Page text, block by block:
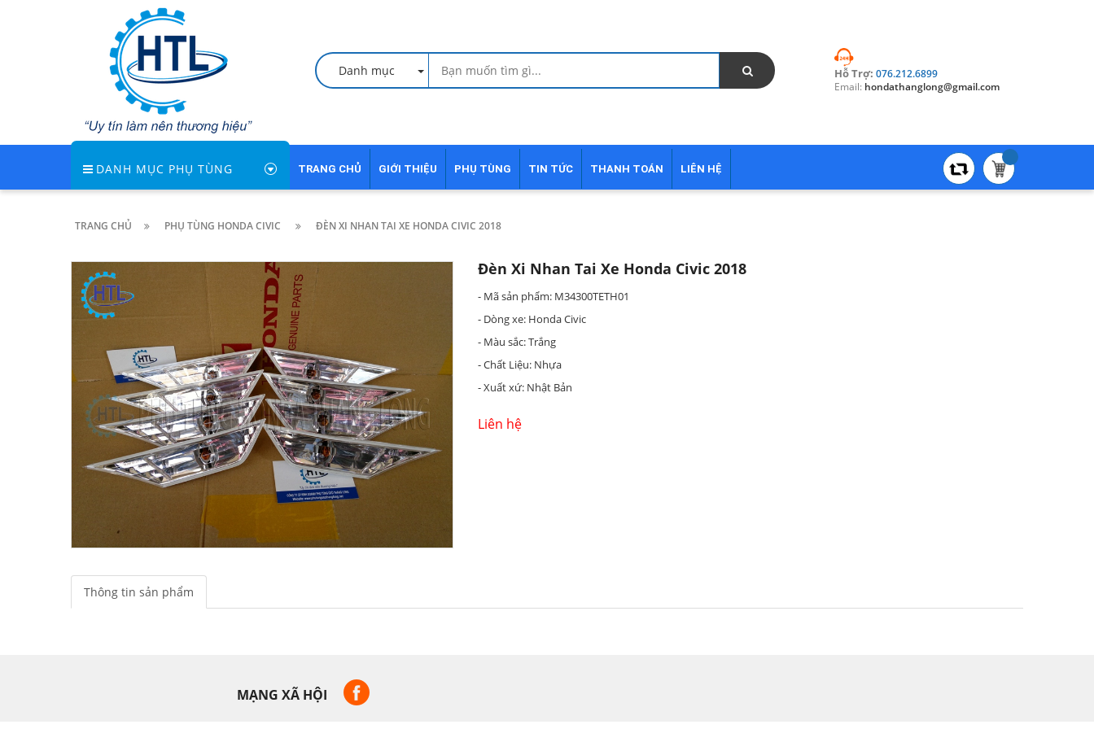
Danh mục Hỗ Trợ: 076.212.6899
Email: hondathanglong@gmail.com
DANH MỤC PHỤ TÙNG TRANG CHỦ GIỚI THIỆU PHỤ TÙNG TIN TỨC THANH TOÁN LIÊN HỆ
TRANG CHỦ PHỤ TÙNG HONDA CIVIC ĐÈN XI NHAN TAI XE HONDA CIVIC 2018
Đèn Xi Nhan Tai Xe Honda Civic 2018
- Mã sản phẩm: M34300TETH01
- Dòng xe: Honda Civic
- Màu sắc: Trắng
- Chất Liệu: Nhựa
- Xuất xứ: Nhật Bản
Liên hệ
Thông tin sản phẩm
MẠNG XÃ HỘI